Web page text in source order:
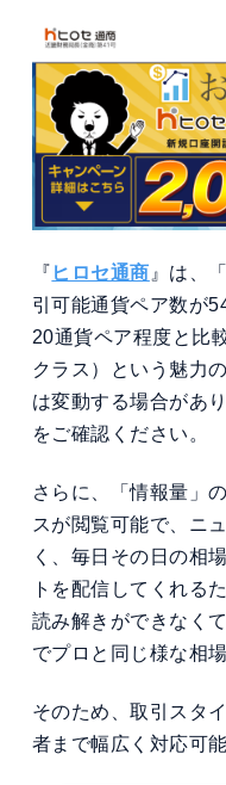
『 ヒロセ通商 』は、
引可能通貨ペア数が
20通貨ペア程度と比
クラス）という魅力
は変動する場合があ
をご確認ください。
さらに、「情報量」
スが閲覧可能で、ニ
く、毎日その日の相
トを配信してくれる
読み解きができなく
でプロと同じ様な相
そのため、取引スタ
者まで幅広く対応可